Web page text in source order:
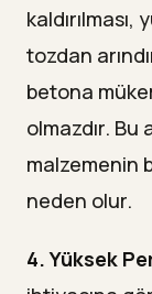
tozdan
betona
olmazdır. Bu
malzemenin
neden olur.
4. Yüksek